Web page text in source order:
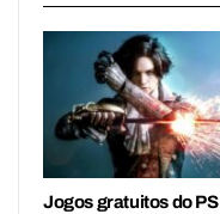
Jogos gratuitos do PS